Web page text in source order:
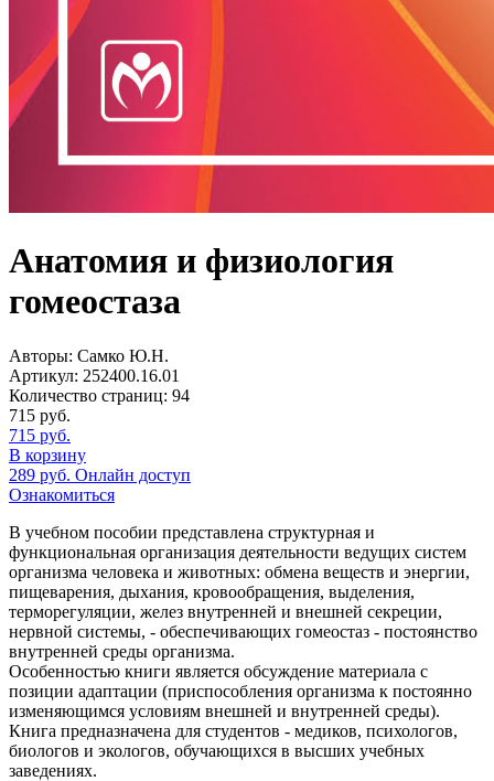
Анатомия и физиология
гомеостаза
Авторы: Самко Ю.Н.
Артикул: 252400.16.01
Количество страниц: 94
715 руб.
715 руб.
В корзину
289 руб. Онлайн доступ
Ознакомиться
В учебном пособии представлена структурная и
функциональная организация деятельности ведущих систем
организма человека и животных: обмена веществ и энергии,
пищеварения, дыхания, кровообращения, выделения,
терморегуляции, желез внутренней и внешней секреции,
нервной системы, - обеспечивающих гомеостаз - постоянство
внутренней среды организма.
Особенностью книги является обсуждение материала с
позиции адаптации (приспособления организма к постоянно
изменяющимся условиям внешней и внутренней среды).
Книга предназначена для студентов - медиков, психологов,
биологов и экологов, обучающихся в высших учебных
заведениях.